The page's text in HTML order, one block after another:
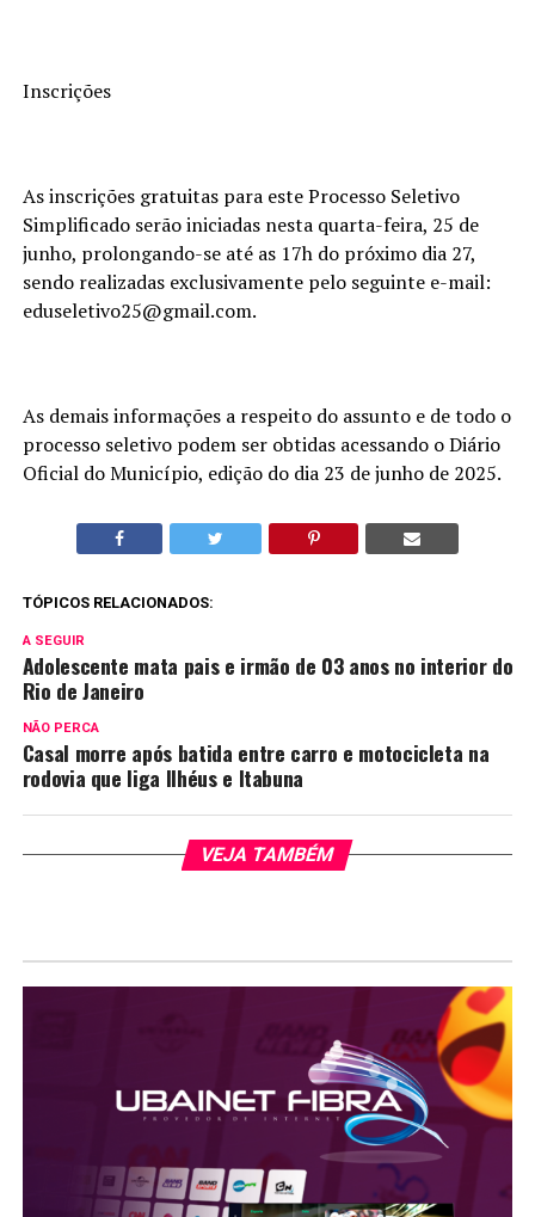
Inscrições
As inscrições gratuitas para este Processo Seletivo
Simplificado serão iniciadas nesta quarta-feira, 25 de
junho, prolongando-se até as 17h do próximo dia 27,
sendo realizadas exclusivamente pelo seguinte e-mail:
eduseletivo25@gmail.com.
As demais informações a respeito do assunto e de todo o
processo seletivo podem ser obtidas acessando o Diário
Oficial do Município, edição do dia 23 de junho de 2025.
TÓPICOS RELACIONADOS:
A SEGUIR
Adolescente mata pais e irmão de 03 anos no interior do
Rio de Janeiro
NÃO PERCA
Casal morre após batida entre carro e motocicleta na
rodovia que liga Ilhéus e Itabuna
VEJA TAMBÉM